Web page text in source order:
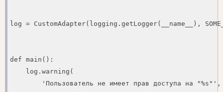
log = CustomAdapter(logging.getLogger(__name__),
def main():
    log.warning(
        'Пользователь не имеет прав доступа на "%s"',